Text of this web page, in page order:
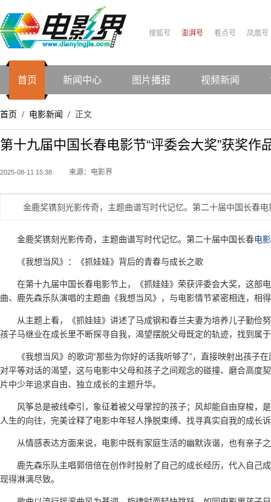
搜狐号 澎湃号 看点号 凤凰号
首页 新闻中心 图片播报 视频新闻
首页 / 电影新闻 / 正文
第十九届中国长春电影节“评委会大奖”获奖
2025-08-11 15:38 来源：电影界
金鹿奖镌刻光影传奇，主题曲谱写时代记忆。第二十届中国长春
金鹿奖镌刻光影传奇，主题曲谱写时代记忆。第二十届中国长春电影
《我想当风》：《抓娃娃》背后的青春与成长之歌
在第十九届中国长春电影节上，《抓娃娃》荣获评委会大奖，这部
曲、鹿先森乐队演唱的主题曲《我想当风》，与电影情节紧密相连，相
从主题上看，《抓娃娃》讲述了马成钢和春兰夫妻为培养儿子勤俭
孩子马继业在成长里不断探寻自我，渴望摆脱父母既定的轨迹，找到属
《我想当风》的歌词“那些为你好的话我听够了”，直接映射出孩子
对平等对话的渴望，这与电影中父母和孩子之间观念的碰撞、磨合高度
片中少年追求自由、独立成长的主题升华。
风筝总是被线牵引，象征着被父母掌控的孩子；风却能自由穿梭，
人生的向往，完美诠释了电影中年轻人挣脱束缚、找寻真实自我的成长
从情感表达方面来说，电影中既有家庭生活的幽默诙谐，也有亲子
鹿先森乐队主唱郭倍倍在创作时投射了自己的成长经历，代入自己
现得淋漓尽致。